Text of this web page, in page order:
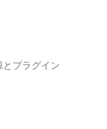
プラグイン